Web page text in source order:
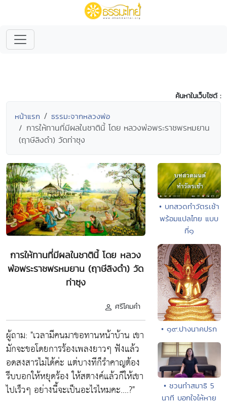
ค้นหาในเว็บไซต์ :
หน้าแรก ธรรมะจากหลวงพ่อ
การให้ทานที่มีผลในชาตินี้ โดย หลวงพ่อพระราชพรหมยาน
(ฤาษีลิงดำ) วัดท่าซุง
การให้ทานที่มีผลในชาตินี้ โดย หลวง
พ่อพระราชพรหมยาน (ฤาษีลิงดำ) วัด
ท่าซุง
ศรีโคมคำ
ผู้ถาม: "เวลามีคนมาขอทานหน้าบ้าน เขา
มักจะขอโดยการร้องเพลงยาวๆ ฟังแล้ว
อดสงสารไม่ได้ค่ะ แต่บางทีก็รำคาญต้อง
รีบบอกให้หยุดร้อง ให้สตางค์แล้วก็ให้เขา
ไปเร็วๆ อย่างนี้จะเป็นอะไรไหมคะ....?"
• บทสวดทำวัตรเช้า
พร้อมแปลไทย แบบ
ที่๑
• ๑๙.ปางนาคปรก
• ชวนทำสมาธิ 5
นาที บอกใจให้หาย